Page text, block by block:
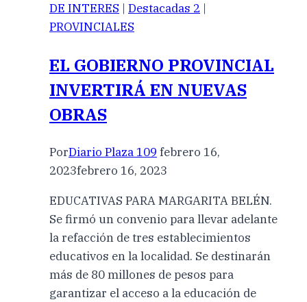
DE INTERES | Destacadas 2 |
PROVINCIALES
EL GOBIERNO PROVINCIAL
INVERTIRÁ EN NUEVAS
OBRAS
PorDiario Plaza 109 febrero 16,
2023febrero 16, 2023
EDUCATIVAS PARA MARGARITA BELÉN.
Se firmó un convenio para llevar adelante
la refacción de tres establecimientos
educativos en la localidad. Se destinarán
más de 80 millones de pesos para
garantizar el acceso a la educación de